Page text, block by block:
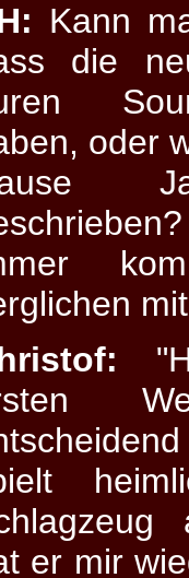
Kann
die
oder
er mir